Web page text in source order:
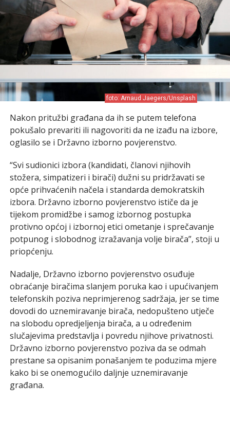
foto: Arnaud Jaegers/Unsplash
Nakon pritužbi građana da ih se putem telefona
pokušalo prevariti ili nagovoriti da ne izađu na izbore,
oglasilo se i Državno izborno povjerenstvo.
“Svi sudionici izbora (kandidati, članovi njihovih
stožera, simpatizeri i birači) dužni su pridržavati se
opće prihvaćenih načela i standarda demokratskih
izbora. Državno izborno povjerenstvo ističe da je
tijekom promidžbe i samog izbornog postupka
protivno općoj i izbornoj etici ometanje i sprečavanje
potpunog i slobodnog izražavanja volje birača”, stoji u
priopćenju.
Nadalje, Državno izborno povjerenstvo osuđuje
obraćanje biračima slanjem poruka kao i upućivanjem
telefonskih poziva neprimjerenog sadržaja, jer se time
dovodi do uznemiravanje birača, nedopušteno utječe
na slobodu opredjeljenja birača, a u određenim
slučajevima predstavlja i povredu njihove privatnosti.
Državno izborno povjerenstvo poziva da se odmah
prestane sa opisanim ponašanjem te poduzima mjere
kako bi se onemogućilo daljnje uznemiravanje
građana.